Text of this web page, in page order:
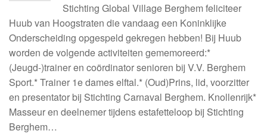
Stichting Global Village Berghem feliciteer
Huub van Hoogstraten die vandaag een Koninklijke
Onderscheiding opgespeld gekregen hebben! Bij Huub
worden de volgende activiteiten gememoreerd:*
(Jeugd-)trainer en coördinator senioren bij V.V. Berghem
Sport.* Trainer 1e dames elftal.* (Oud)Prins, lid, voorzitter
en presentator bij Stichting Carnaval Berghem. Knollenrijk*
Masseur en deelnemer tijdens estafetteloop bij Stichting
Berghem…